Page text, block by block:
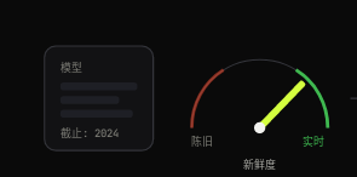
模型
截止: 2024
陈旧 实时
新鲜度